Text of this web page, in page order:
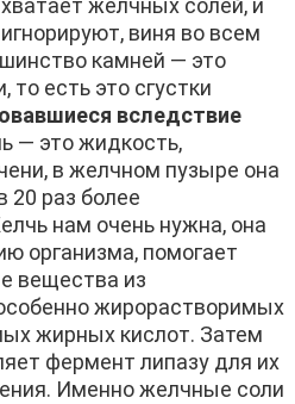
виня во всем
камней — это
есть это сгустки
вследствие
— это жидкость,
в желчном пузыре она
20 раз более
нам очень нужна, она
организма, помогает
вещества из
жирорастворимых
жирных кислот. Затем
фермент липазу для их
Именно желчные соли